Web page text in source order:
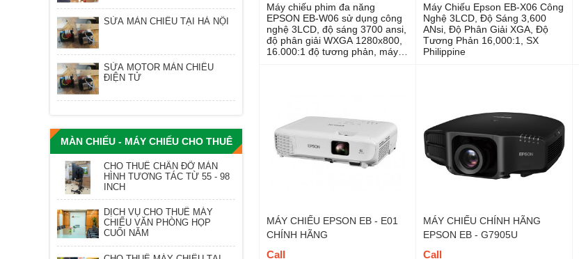
SỬA MÀN CHIẾU TẠI HÀ NỘI
SỬA MOTOR MÀN CHIẾU
ĐIỆN TỬ
MÀN CHIẾU - MÁY CHIẾU CHO THUÊ
CHO THUÊ CHÂN ĐỠ MÀN
HÌNH TƯƠNG TÁC TỪ 55 - 98
INCH
DỊCH VỤ CHO THUÊ MÁY
CHIẾU VĂN PHÒNG HỌP
CUỐI NĂM
Máy chiếu phim đa năng
EPSON EB-W06 sử dụng công
nghệ 3LCD, độ sáng 3700 ansi,
độ phân giải WXGA 1280x800,
16.000:1 độ tương phản, máy
Máy Chiếu Epson EB-X06 Công
Nghệ 3LCD, Độ Sáng 3,600
ANsi, Độ Phân Giải XGA, Độ
Tương Phản 16,000:1, SX
Philippine
MÁY CHIẾU EPSON EB - E01
CHÍNH HÃNG
Call
MÁY CHIẾU CHÍNH HÃNG
EPSON EB - G7905U
Call